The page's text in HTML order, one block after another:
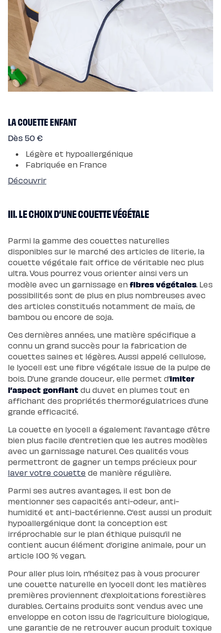
LA COUETTE ENFANT
Dès 50 €
Légère et hypoallergénique
Fabriquée en France
Découvrir
III. LE CHOIX D’UNE COUETTE VÉGÉTALE
Parmi la gamme des couettes naturelles
disponibles sur le marché des articles de literie, la
couette végétale fait office de véritable nec plus
ultra. Vous pourrez vous orienter ainsi vers un
modèle avec un garnissage en fibres végétales. Les
possibilités sont de plus en plus nombreuses avec
des articles constitués notamment de maïs, de
bambou ou encore de soja.
Ces dernières années, une matière spécifique a
connu un grand succès pour la fabrication de
couettes saines et légères. Aussi appelé cellulose,
le lyocell est une fibre végétale issue de la pulpe de
bois. D’une grande douceur, elle permet d’imiter
l’aspect gonflant du duvet en plumes tout en
affichant des propriétés thermorégulatrices d’une
grande efficacité.
La couette en lyocell a également l’avantage d’être
bien plus facile d’entretien que les autres modèles
avec un garnissage naturel. Ces qualités vous
permettront de gagner un temps précieux pour
laver votre couette de manière régulière.
Parmi ses autres avantages, il est bon de
mentionner ses capacités anti-odeur, anti-
humidité et anti-bactérienne. C’est aussi un produit
hypoallergénique dont la conception est
irréprochable sur le plan éthique puisqu’il ne
contient aucun élément d’origine animale, pour un
article 100 % vegan.
Pour aller plus loin, n’hésitez pas à vous procurer
une couette naturelle en lyocell dont les matières
premières proviennent d’exploitations forestières
durables. Certains produits sont vendus avec une
enveloppe en coton issu de l’agriculture biologique,
une garantie de ne retrouver aucun produit toxique